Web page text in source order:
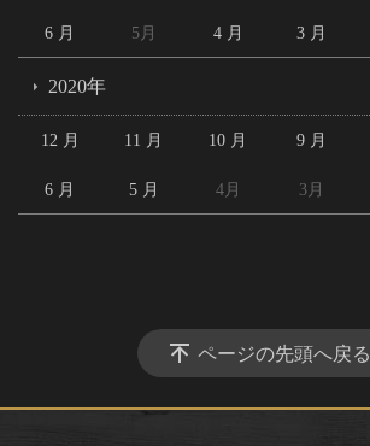
6 月 5月 4 月 3 月
2020年
12 月 11 月 10 月 9 月
6 月 5 月 4月 3月
ページの先頭へ戻る